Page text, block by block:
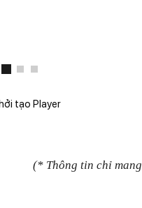
tạo Player
(* Thông tin chỉ